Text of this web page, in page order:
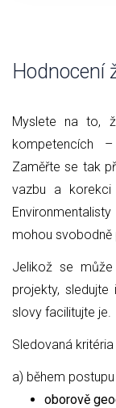
Hodnocení
Myslete na to,
kompetencích
Zaměřte se tak
vazbu a korekci
mohou
Jelikož se
projekty,
slovy facilitujte je.
Sledovaná
a) během
oborově